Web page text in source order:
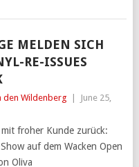
MELDEN SICH
RE-ISSUES
den Wildenberg
June 25,
froher Kunde zurück:
auf dem Wacken Open
Oliva